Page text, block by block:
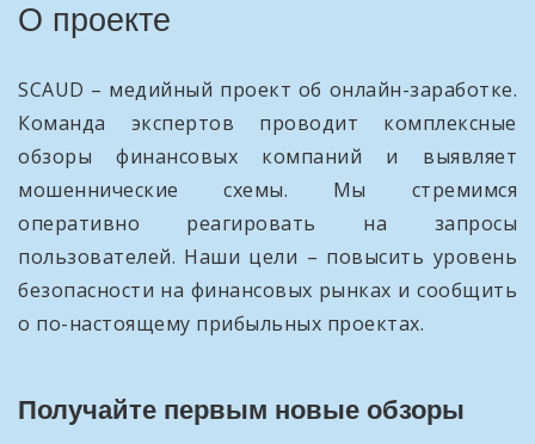
О проекте
SCAUD – медийный проект об онлайн-заработке.
Команда экспертов проводит комплексные
обзоры финансовых компаний и выявляет
мошеннические схемы. Мы стремимся
оперативно реагировать на запросы
пользователей. Наши цели – повысить уровень
безопасности на финансовых рынках и сообщить
о по-настоящему прибыльных проектах.
Получайте первым новые обзоры